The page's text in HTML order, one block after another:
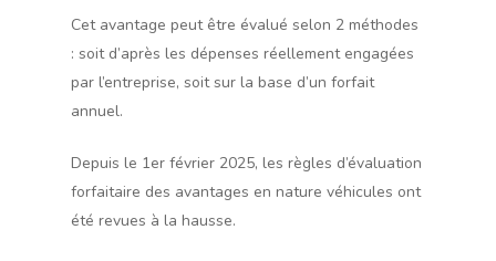
Cet avantage peut être évalué selon 2 méthodes
: soit d’après les dépenses réellement engagées
par l’entreprise, soit sur la base d’un forfait
annuel.
Depuis le 1er février 2025, les règles d’évaluation
forfaitaire des avantages en nature véhicules ont
été revues à la hausse.